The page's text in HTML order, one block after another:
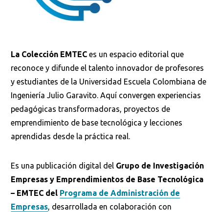
La Colección EMTEC es un espacio editorial que
reconoce y difunde el talento innovador de profesores
y estudiantes de la Universidad Escuela Colombiana de
Ingeniería Julio Garavito. Aquí convergen experiencias
pedagógicas transformadoras, proyectos de
emprendimiento de base tecnológica y lecciones
aprendidas desde la práctica real.
Es una publicación digital del Grupo de Investigación
Empresas y Emprendimientos de Base Tecnológica
– EMTEC del Programa de Administración de
Empresas, desarrollada en colaboración con